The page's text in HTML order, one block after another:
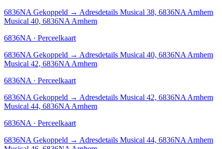
6836NA Gekoppeld → Adresdetails Musical 38, 6836NA Arnhem
Musical 40, 6836NA Arnhem
6836NA · Perceelkaart
6836NA Gekoppeld → Adresdetails Musical 40, 6836NA Arnhem
Musical 42, 6836NA Arnhem
6836NA · Perceelkaart
6836NA Gekoppeld → Adresdetails Musical 42, 6836NA Arnhem
Musical 44, 6836NA Arnhem
6836NA · Perceelkaart
6836NA Gekoppeld → Adresdetails Musical 44, 6836NA Arnhem